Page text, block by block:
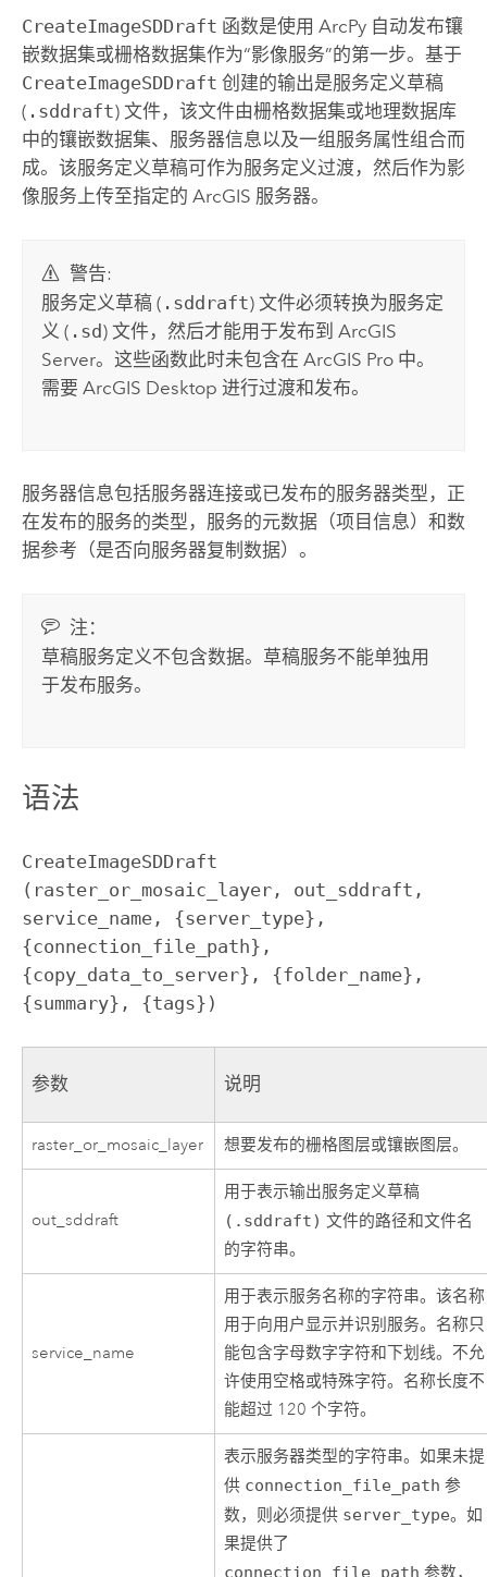
CreateImageSDDraft 函数是使用 ArcPy 自动发布镶
嵌数据集或栅格数据集作为“影像服务”的第一步。基于
CreateImageSDDraft 创建的输出是服务定义草稿
( .sddraft) 文件，该文件由栅格数据集或地理数据库
中的镶嵌数据集、服务器信息以及一组服务属性组合而
成。该服务定义草稿可作为服务定义过渡，然后作为影
像服务上传至指定的 ArcGIS 服务器。
警告:
服务定义草稿 ( .sddraft) 文件必须转换为服务定
义 ( .sd ) 文件，然后才能用于发布到ArcGIS
Server。这些函数此时未包含在ArcGIS Pro 中。
需要ArcGIS Desktop 进行过渡和发布。
服务器信息包括服务器连接或已发布的服务器类型，正
在发布的服务的类型，服务的元数据（项目信息）和数
据参考（是否向服务器复制数据）。
注：
草稿服务定义不包含数据。草稿服务不能单独用
于发布服务。
语法
CreateImageSDDraft
(raster_or_mosaic_layer, out_sddraft,
service_name, {server_type},
{connection_file_path},
{copy_data_to_server}, {folder_name},
{summary}, {tags})
参数 说明
raster_or_mosaic_layer 想要发布的栅格图层或镶嵌图层。
out_sddraft
用于表示输出服务定义草稿
(.sddraft) 文件的路径和文件名
的字符串。
service_name
用于表示服务名称的字符串。该名称
用于向用户显示并识别服务。名称只
能包含字母数字字符和下划线。不允
许使用空格或特殊字符。名称长度不
能超过 120 个字符。
表示服务器类型的字符串。如果未提
供 connection_file_path 参
数，则必须提供 server_type。如
果提供了
connection_file_path